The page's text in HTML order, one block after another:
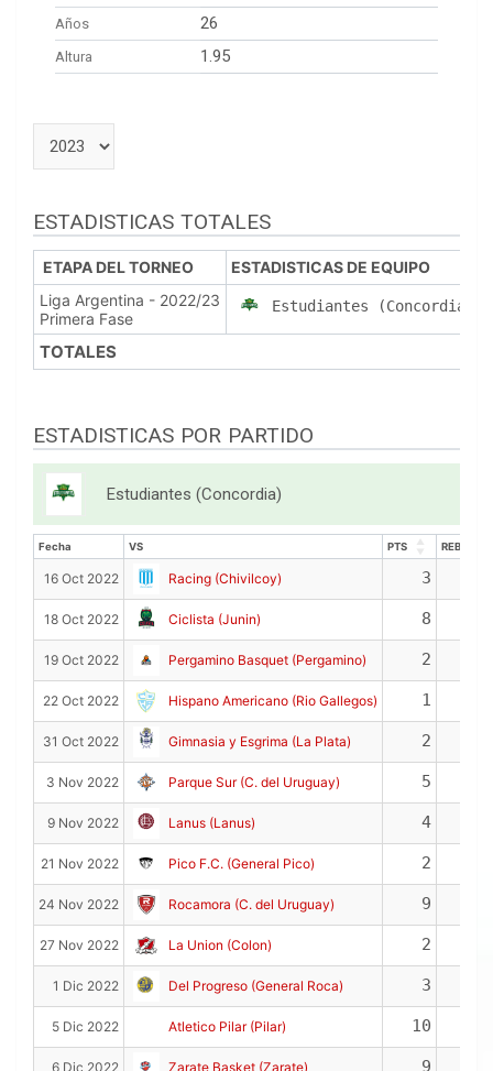
Años 26
Altura 1.95
ESTADISTICAS TOTALES
ETAPA DEL TORNEO ESTADISTICAS DE EQUIPO
Liga Argentina - 2022/23
Primera Fase
Estudiantes (Concordia)
TOTALES
ESTADISTICAS POR PARTIDO
Estudiantes (Concordia)
Fecha VS PTS
REB
VS
16 Oct 2022 Racing (Chivilcoy) 3
18 Oct 2022 Ciclista (Junin) 8
19 Oct 2022 Pergamino Basquet (Pergamino) 2
22 Oct 2022 Hispano Americano (Rio Gallegos) 1
31 Oct 2022 Gimnasia y Esgrima (La Plata) 2
3 Nov 2022 Parque Sur (C. del Uruguay) 5
9 Nov 2022 Lanus (Lanus) 4
21 Nov 2022 Pico F.C. (General Pico) 2
24 Nov 2022 Rocamora (C. del Uruguay) 9
27 Nov 2022 La Union (Colon) 2
1 Dic 2022 Del Progreso (General Roca) 3
5 Dic 2022 Atletico Pilar (Pilar) 10
6 Dic 2022 Zarate Basket (Zarate) 9